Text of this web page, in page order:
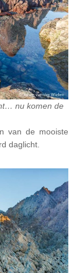
nu komen de
van de mooiste
daglicht.